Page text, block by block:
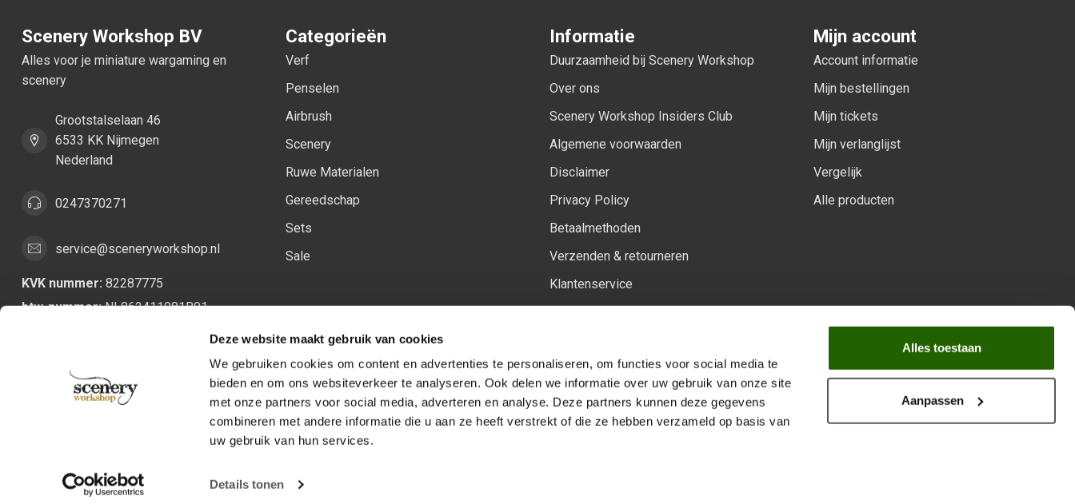
Deze website maakt gebruik van cookies
We gebruiken cookies om content en advertenties te personaliseren, om functies voor social media te
bieden en om ons websiteverkeer te analyseren. Ook delen we informatie over uw gebruik van onze site
met onze partners voor social media, adverteren en analyse. Deze partners kunnen deze gegevens
combineren met andere informatie die u aan ze heeft verstrekt of die ze hebben verzameld op basis van
uw gebruik van hun services.
Details tonen
Alles toestaan
Aanpassen
Scenery Workshop BV
Alles voor je miniature wargaming en
scenery
Grootstalselaan 46
6533 KK Nijmegen
Nederland
0247370271
service@sceneryworkshop.nl
KVK nummer: 82287775
btw-nummer:NL862411981B01
Categorieën
Verf
Penselen
Airbrush
Scenery
Ruwe Materialen
Gereedschap
Sets
Sale
Informatie
Duurzaamheid bij Scenery Workshop
Over ons
Scenery Workshop Insiders Club
Algemene voorwaarden
Disclaimer
Privacy Policy
Betaalmethoden
Verzenden & retourneren
Klantenservice
Mijn account
Account informatie
Mijn bestellingen
Mijn tickets
Mijn verlanglijst
Vergelijk
Alle producten
Volg ons op:
Facebook
YoutubeInstagram